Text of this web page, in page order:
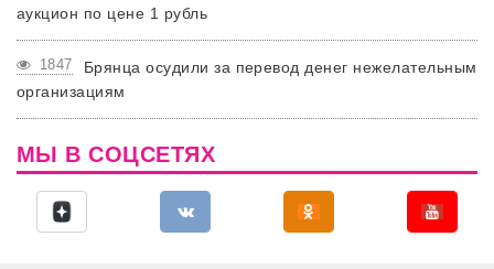
аукцион по цене 1 рубль
1847
Брянца осудили за перевод денег нежелательным
организациям
МЫ В СОЦСЕТЯХ